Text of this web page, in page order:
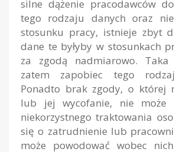
silne dążenie pracodawców
tego rodzaju danych oraz
stosunku pracy, istnieje zbyt
dane te byłyby w stosunkach
za zgodą nadmiarowo.
zatem zapobiec tego
Ponadto brak zgody, o której
lub jej wycofanie, nie może
niekorzystnego traktowania
się o zatrudnienie lub
może powodować wobec